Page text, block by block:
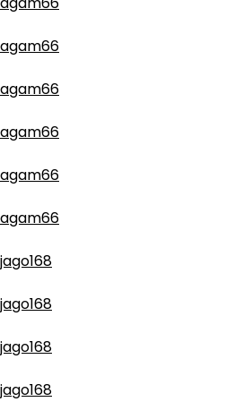
agam66
agam66
agam66
agam66
agam66
jago168
jago168
jago168
jago168